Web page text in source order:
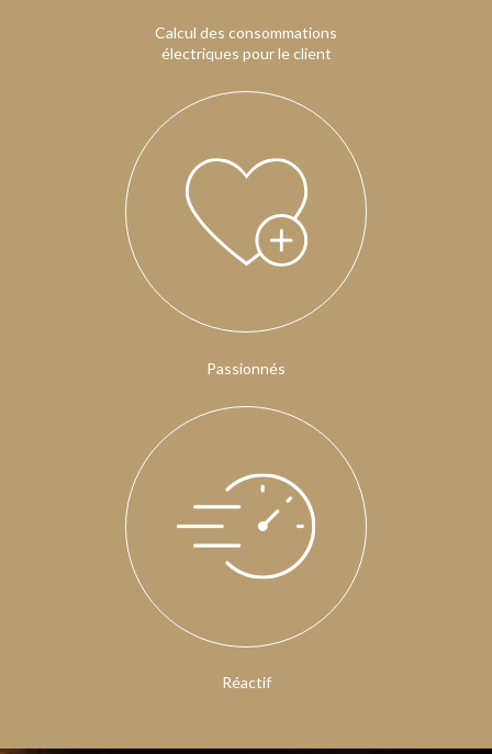
Calcul des consommations
électriques pour le client
Passionnés
Réactif